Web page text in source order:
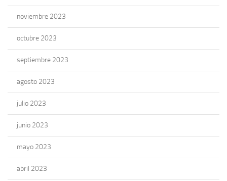
noviembre 2023
octubre 2023
septiembre 2023
agosto 2023
julio 2023
junio 2023
mayo 2023
abril 2023